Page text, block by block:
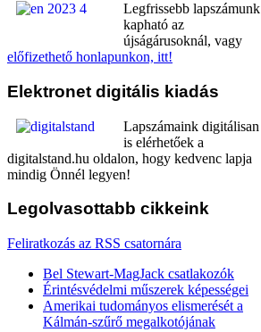
Legfrissebb lapszámunk
kapható az
újságárusoknál, vagy
előfizethető honlapunkon, itt!
Elektronet digitális kiadás
Lapszámaink digitálisan
is elérhetőek a
digitalstand.hu oldalon, hogy kedvenc lapja
mindig Önnél legyen!
Legolvasottabb cikkeink
Feliratkozás az RSS csatornára
Bel Stewart-MagJack csatlakozók
Érintésvédelmi műszerek képességei
Amerikai tudományos elismerését a
Kálmán-szűrő megalkotójának